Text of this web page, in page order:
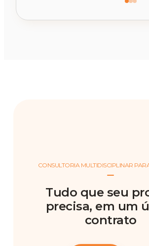
CONSULTORIA MULTIDISCIPLINAR
Tudo que seu
precisa, em um
contrato